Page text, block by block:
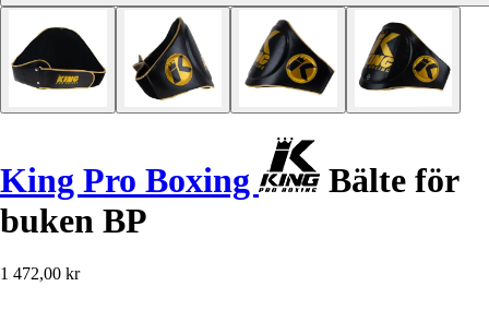
King Pro Boxing
Bälte för
buken BP
1 472,00 kr